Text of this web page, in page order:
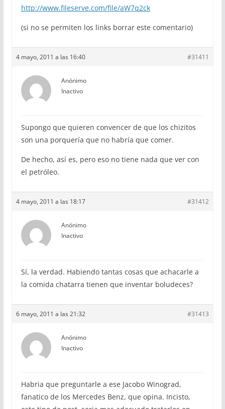
http://www.fileserve.com/file/aW7q2ck
(si no se permiten los links borrar este comentario)
4 mayo, 2011 a las 16:40 #31411
Anónimo
Inactivo
Supongo que quieren convencer de que los chizitos
son una porquería que no habría que comer.
De hecho, así es, pero eso no tiene nada que ver con
el petróleo.
4 mayo, 2011 a las 18:17 #31412
Anónimo
Inactivo
Sí, la verdad. Habiendo tantas cosas que achacarle a
la comida chatarra tienen que inventar boludeces?
6 mayo, 2011 a las 21:32 #31413
Anónimo
Inactivo
Habria que preguntarle a ese Jacobo Winograd,
fanatico de los Mercedes Benz, que opina. Incisto,